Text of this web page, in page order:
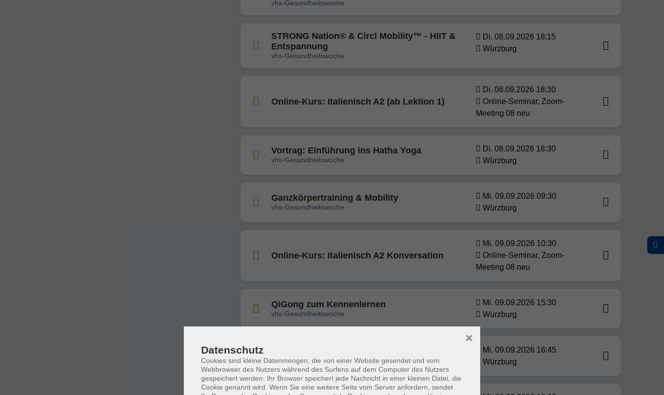
vhs-Gesundheitswoche
STRONG Nation® & Circl Mobility™ - HIIT &
Entspannung
vhs-Gesundheitswoche
Di. 08.09.2026 18:15
Würzburg
Online-Kurs: Italienisch A2 (ab Lektion 1)
Di. 08.09.2026 18:30
Online-Seminar, Zoom-
Meeting 08 neu
Vortrag: Einführung ins Hatha Yoga
vhs-Gesundheitswoche
Di. 08.09.2026 18:30
Würzburg
Ganzkörpertraining & Mobility
vhs-Gesundheitswoche
Mi. 09.09.2026 09:30
Würzburg
Online-Kurs: Italienisch A2 Konversation
Mi. 09.09.2026 10:30
Online-Seminar, Zoom-
Meeting 08 neu
QiGong zum Kennenlernen
vhs-Gesundheitswoche
Mi. 09.09.2026 15:30
Würzburg
vhs-Gesundheitswoche
Mi. 09.09.2026 16:45
Würzburg
Datenschutz
Cookies sind kleine Datenmengen, die von einer Website gesendet und vom
Webbrowser des Nutzers während des Surfens auf dem Computer des Nutzers
gespeichert werden. Ihr Browser speichert jede Nachricht in einer kleinen Datei, die
Cookie genannt wird. Wenn Sie eine weitere Seite vom Server anfordern, sendet
×